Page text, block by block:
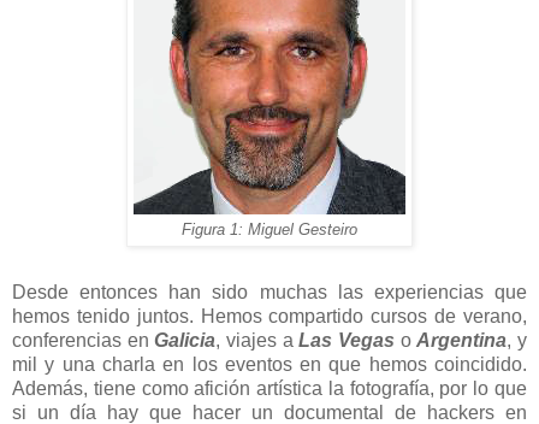
Figura 1: Miguel Gesteiro
Desde entonces han sido muchas las experiencias que
hemos tenido juntos. Hemos compartido cursos de verano,
conferencias enGalicia, viajes aLas Vegas oArgentina, y
mil y una charla en los eventos en que hemos coincidido.
Además, tiene como afición artística la fotografía, por lo que
si un día hay que hacer un documental de hackers en